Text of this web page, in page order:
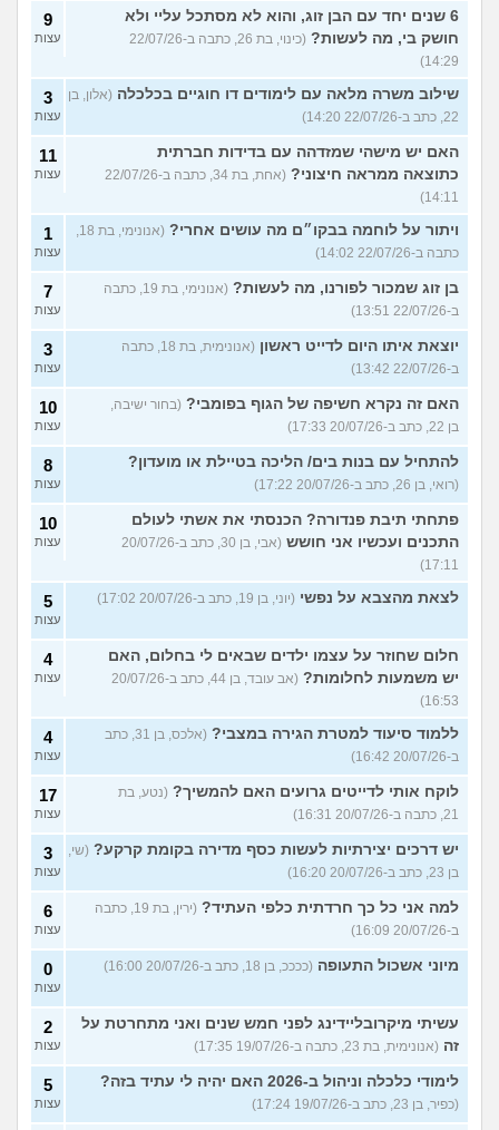
6 שנים יחד עם הבן זוג, והוא לא מסתכל עליי ולא
חושק בי, מה לעשות?
(כינוי, בת 26, כתבה ב-22/07/26
14:29)
9
עצות
שילוב משרה מלאה עם לימודים דו חוגיים בכלכלה (אלון, בן
22, כתב ב-22/07/26 14:20)
3
עצות
האם יש מישהי שמזדהה עם בדידות חברתית
כתוצאה ממראה חיצוני?
(אחת, בת 34, כתבה ב-22/07/26
14:11)
11
עצות
ויתור על לוחמה בבקו״ם מה עושים אחרי?
כתבה ב-22/07/26 14:02)
1
עצות
בן זוג שמכור לפורנו, מה לעשות?
(אנונימי, בת 19, כתבה
ב-22/07/26 13:51)
7
עצות
יוצאת איתו היום לדייט ראשון
(אנונימית, בת 18, כתבה
ב-22/07/26 13:42)
3
עצות
האם זה נקרא חשיפה של הגוף בפומבי? (בחור ישיבה,
בן 22, כתב ב-20/07/26 17:33)
10
עצות
להתחיל עם בנות בים/ הליכה בטיילת או מועדון?
(רואי, בן 26, כתב ב-20/07/26 17:22)
8
עצות
פתחתי תיבת פנדורה? הכנסתי את אשתי לעולם
התכנים ועכשיו אני חושש
(אבי, בן 30, כתב ב-20/07/26
17:11)
10
עצות
לצאת מהצבא על נפשי (יוני, בן 19, כתב ב-20/07/26 17:02) 5
עצות
חלום שחוזר על עצמו ילדים שבאים לי בחלום, האם
יש משמעות לחלומות?
(אב עובד, בן 44, כתב ב-20/07/26
16:53)
4
עצות
ללמוד סיעוד למטרת הגירה במצבי?
(אלכס, בן 31, כתב
ב-20/07/26 16:42)
4
עצות
לוקח אותי לדייטים גרועים האם להמשיך? (נטע, בת
21, כתבה ב-20/07/26 16:31)
17
עצות
יש דרכים יצירתיות לעשות כסף מדירה בקומת קרקע? (שי,
בן 23, כתב ב-20/07/26 16:20)
3
עצות
למה אני כל כך חרדתית כלפי העתיד?
(ירין, בת 19, כתבה
ב-20/07/26 16:09)
6
עצות
מיוני אשכול התעופה (ככככ, בן 18, כתב ב-20/07/26 16:00) 0
עצות
עשיתי מיקרובליידינג לפני חמש שנים ואני מתחרטת על
זה (אנונימית, בת 23, כתבה ב-19/07/26 17:35)
2
עצות
לימודי כלכלה וניהול ב-2026 האם יהיה לי עתיד בזה?
(כפיר, בן 23, כתב ב-19/07/26 17:24)
5
עצות